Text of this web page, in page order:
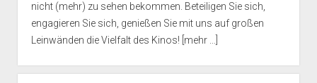
nicht (mehr) zu sehen bekommen. Beteiligen Sie sich,
engagieren Sie sich, genießen Sie mit uns auf großen
Leinwänden die Vielfalt des Kinos! [mehr ...]